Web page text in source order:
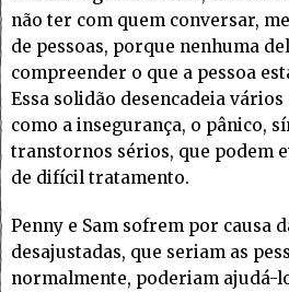
não ter com quem conversar,
de pessoas, porque nenhuma
compreender o que a pessoa
Essa solidão desencadeia
como a insegurança, o pânico,
transtornos sérios, que podem
de difícil tratamento.
Penny e Sam sofrem por causa
desajustadas, que seriam as
normalmente, poderiam ajudá-